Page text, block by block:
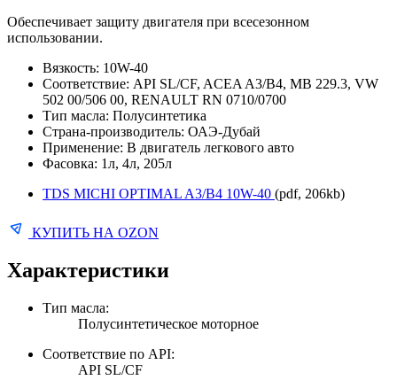
Обеспечивает защиту двигателя при всесезонном
использовании.
Вязкость: 10W-40
Соответствие: API SL/CF, ACEA A3/B4, MB 229.3, VW
502 00/506 00, RENAULT RN 0710/0700
Тип масла: Полусинтетика
Страна-производитель: ОАЭ-Дубай
Применение: В двигатель легкового авто
Фасовка: 1л, 4л, 205л
TDS MICHI OPTIMAL A3/B4 10W-40 (pdf, 206kb)
КУПИТЬ НА OZON
Характеристики
Тип масла:
Полусинтетическое моторное
Соответствие по API:
API SL/CF